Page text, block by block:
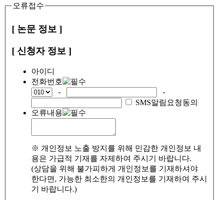
오류접수
[ 논문 정보 ]
[ 신청자 정보 ]
아이디
전화번호
-
-
SMS알림요청동의
오류내용
※ 개인정보 노출 방지를 위해 민감한 개인정보 내
용은 가급적 기재를 자제하여 주시기 바랍니다.
(상담을 위해 불가피하게 개인정보를 기재하셔야
한다면, 가능한 최소한의 개인정보를 기재하여 주시
기 바랍니다.)